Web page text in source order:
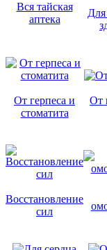
Вся тайская
аптека
От герпеса и
стоматита
От
Восстановление
сил